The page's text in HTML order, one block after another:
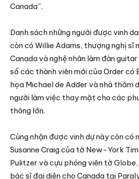
Canada”.
Danh sách những người được vinh
còn có Willie Adams, thượng nghị sĩ
Canada và nghệ nhân làm đàn
số các thành viên mới của Order có
họa Michael de Adder và nhà thăm
người làm việc thay mặt cho các
thông lớn.
Cùng nhận được vinh dự này còn có
Susanne Craig của tờ New-York
Pulitzer và cựu phóng viên tờ
bác sĩ đại diện cho Canada tại